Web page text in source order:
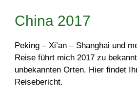
China 2017
Peking – Xi’an – Shanghai und
Reise führt mich 2017 zu
unbekannten Orten. Hier findet
Reisebericht.